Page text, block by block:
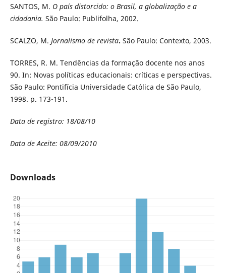
SANTOS, M. O país distorcido: o Brasil, a globalização e a
cidadania. São Paulo: Publifolha, 2002.
SCALZO, M. Jornalismo de revista. São Paulo: Contexto, 2003.
TORRES, R. M. Tendências da formação docente nos anos
90. In: Novas políticas educacionais: críticas e perspectivas.
São Paulo: Pontifícia Universidade Católica de São Paulo,
1998. p. 173-191.
Data de registro: 18/08/10
Data de Aceite: 08/09/2010
Downloads